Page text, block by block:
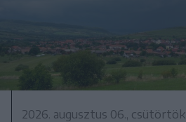
2026. augusztus 06., csütörtök